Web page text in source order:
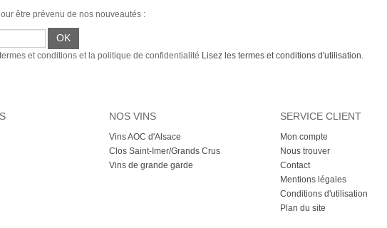
être prévenu de nos nouveautés :
et conditions et la politique de confidentialité Lisez les termes et conditions d'utilisation.
NOS VINS
Vins AOC d'Alsace
Clos Saint-Imer/Grands Crus
Vins de grande garde
SERVICE CLIENT
Mon compte
Nous trouver
Contact
Mentions légales
Conditions d'utilisation
Plan du site